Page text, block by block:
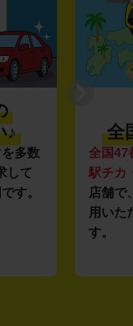
♪
を多数
して
す。
全
全国47
駅チカ
店舗で
用いた
す。